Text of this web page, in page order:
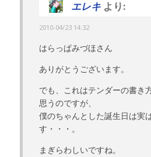
エレキ より:
2010-04/23 14:32
はらっぱみづほさん
ありがとうございます。
でも、これはテンダーの書き
思うのですが、
僕のちゃんとした誕生日は実
す・・・。
まぎらわしいですね。